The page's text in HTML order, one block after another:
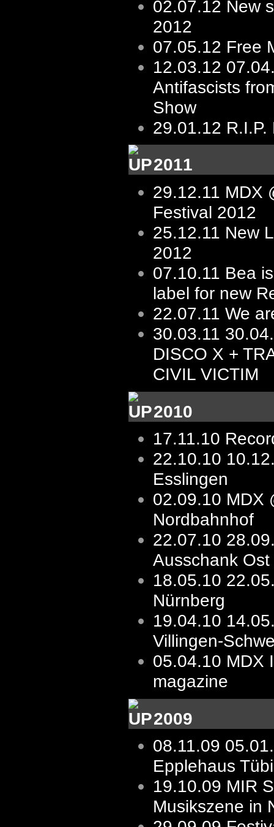
02.07.12 New
2012
07.05.12 Free
12.03.12
Antifascists
Show
29.01.12
2011
29.12.11 MDX
Festival 2012
25.12.11 New
2012
07.10.11 Bea
label for new
22.07.11 We
30.03.11
DISCO X +
CIVIL VICTIM
2010
17.11.10
22.10.10
Esslingen
02.09.10 MDX
Nordbahnhof
22.07.10
Ausschank Ost
18.05.10
Nürnberg
19.04.10
Villingen-
05.04.10 MDX
magazine
2009
08.11.09
Epplehaus
19.10.09 MIR
Musikszene in